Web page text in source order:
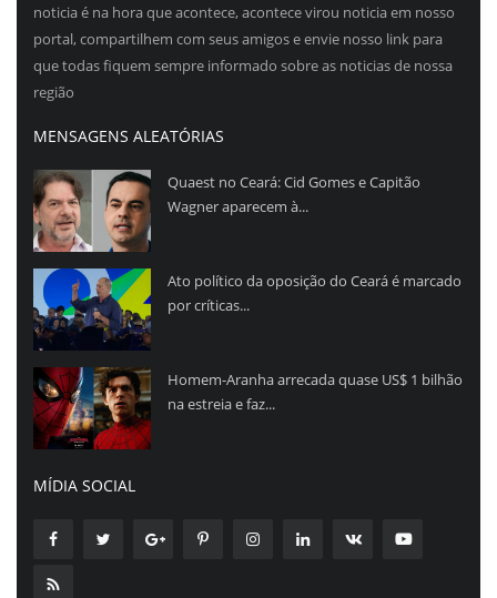
noticia é na hora que acontece, acontece virou noticia em nosso
portal, compartilhem com seus amigos e envie nosso link para
que todas fiquem sempre informado sobre as noticias de nossa
região
MENSAGENS ALEATÓRIAS
Quaest no Ceará: Cid Gomes e Capitão
Wagner aparecem à...
Ato político da oposição do Ceará é marcado
por críticas...
Homem-Aranha arrecada quase US$ 1 bilhão
na estreia e faz...
MÍDIA SOCIAL